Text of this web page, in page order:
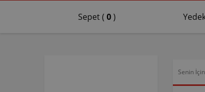
Sepet ( 0)
Senin İçin